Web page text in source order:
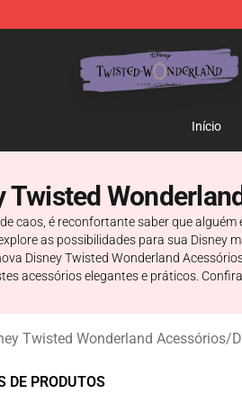
Início
Twisted
caos, é reconfortante saber que
explore as possibilidades para sua
Disney Twisted Wonderland
acessórios elegantes e práticos.
Twisted Wonderland Acessórios/
DE PRODUTOS